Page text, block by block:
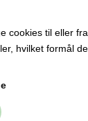
cookies til eller
hvilket formål de
Latex)